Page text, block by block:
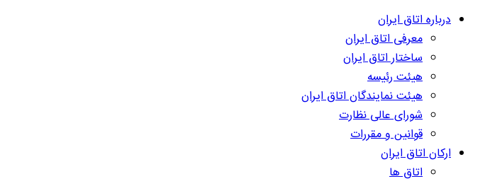
درباره اتاق ایران
معرفی اتاق ایران
ساختار اتاق ایران
هیئت رئیسه
هیئت نمایندگان اتاق ایران
شورای عالی نظارت
قوانین و مقررات
ارکان اتاق ایران
اتاق ها